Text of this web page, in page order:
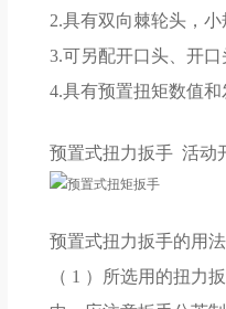
2.具有双向棘轮头，
3.可另配开口头、开
4.具有预置扭矩数值
预置式扭力扳手 活动
预置式扭力扳手的用法
（ 1 ）所选用的扭力